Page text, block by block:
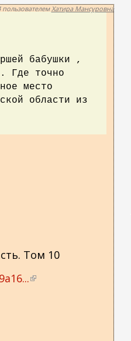
Хатира Мансуровна
бабушки ,
Где точно
место
области из
Том 10
(